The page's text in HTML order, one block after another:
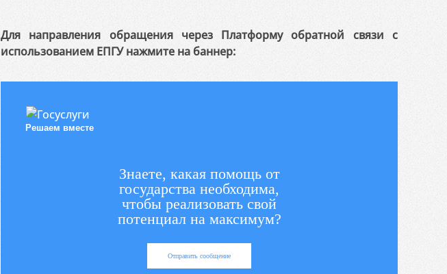
Для направления обращения через Платформу обратной связи с
использованием ЕПГУ нажмите на баннер:
Решаем вместе
Знаете, какая помощь от
государства необходима,
чтобы реализовать свой
потенциал на максимум?
Отправить сообщение